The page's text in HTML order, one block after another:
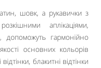
шовк, а рукавички з
аплікаціями,
допоможуть гармонійно
основних кольорів
блакитні відтінки